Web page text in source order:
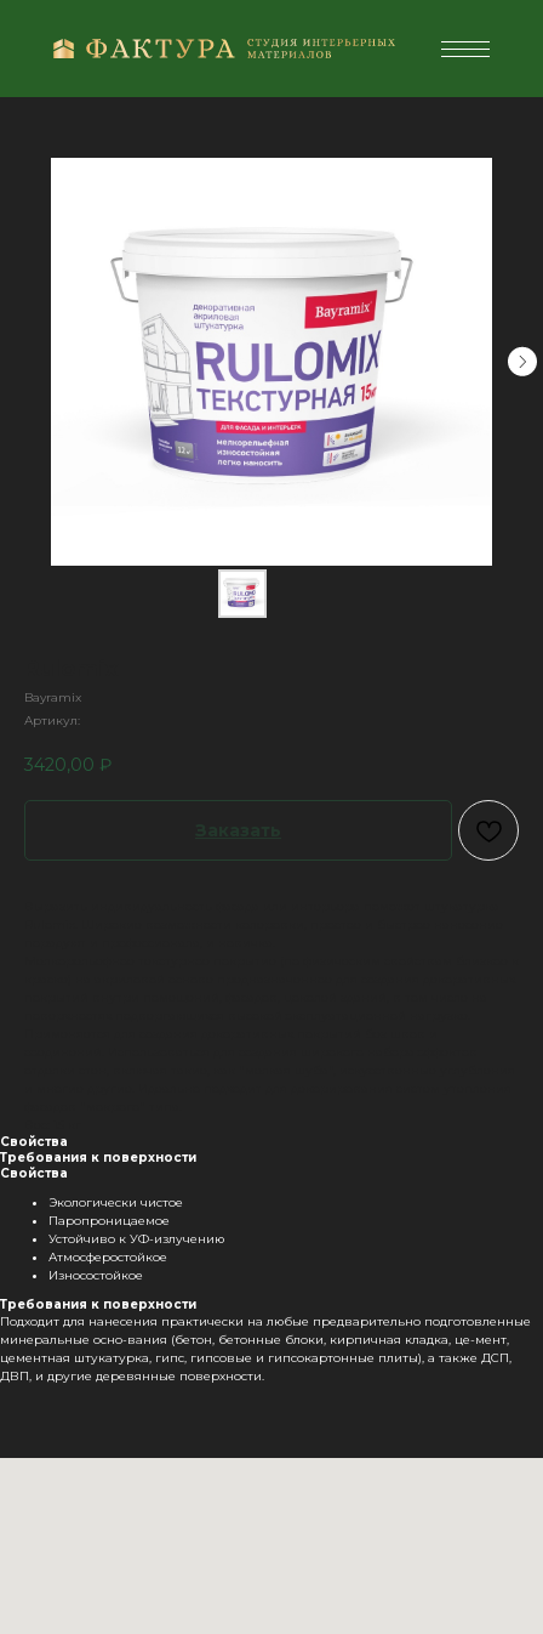
Bayramix
Артикул:
3420,00 ₽
Свойства
Требования к поверхности
Свойства
Экологически чистое
Паропроницаемое
Устойчиво к УФ-излучению
Атмосферостойкое
Износостойкое
Требования к поверхности
Подходит для нанесения практически на любые предварительно подготовленные
минеральные осно-вания (бетон, бетонные блоки, кирпичная кладка, це-мент,
цементная штукатурка, гипс, гипсовые и гипсокартонные плиты), а также ДСП,
ДВП, и другие деревянные поверхности.